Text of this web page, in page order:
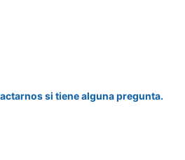
si tiene alguna pregunta.